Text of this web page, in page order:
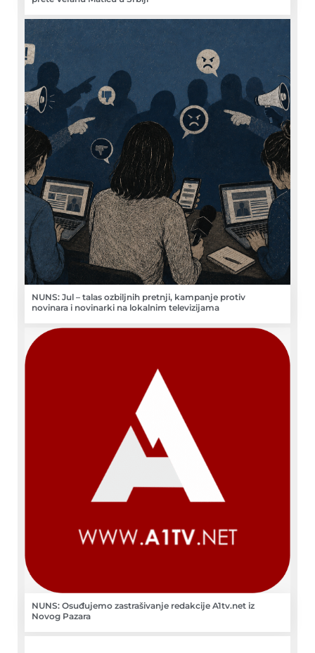
NUNS: Jul – talas ozbiljnih pretnji, kampanje protiv
novinara i novinarki na lokalnim televizijama
NUNS: Osuđujemo zastrašivanje redakcije A1tv.net iz
Novog Pazara